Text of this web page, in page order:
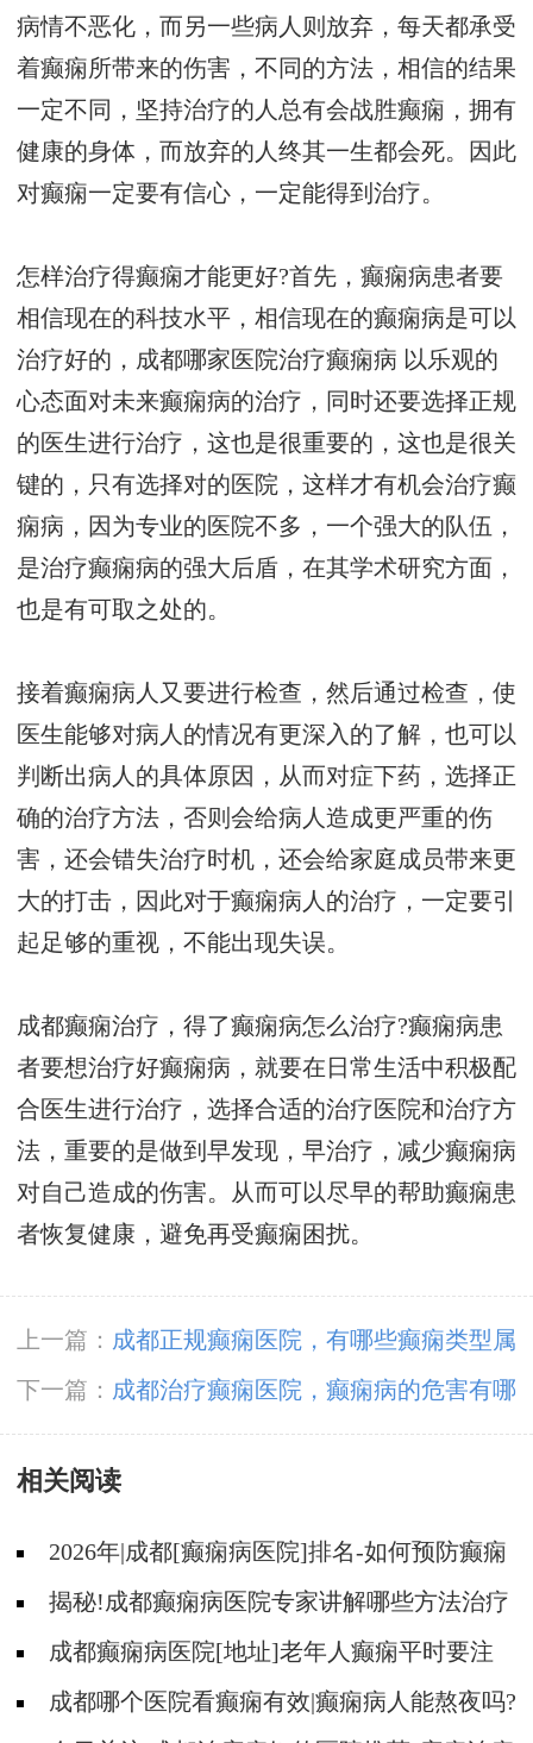
病情不恶化，而另一些病人则放弃，每天都承受
着癫痫所带来的伤害，不同的方法，相信的结果
一定不同，坚持治疗的人总有会战胜癫痫，拥有
健康的身体，而放弃的人终其一生都会死。因此
对癫痫一定要有信心，一定能得到治疗。
怎样治疗得癫痫才能更好?首先，癫痫病患者要
相信现在的科技水平，相信现在的癫痫病是可以
治疗好的， 成都哪家医院治疗癫痫病 以乐观的
心态面对未来癫痫病的治疗，同时还要选择正规
的医生进行治疗，这也是很重要的，这也是很关
键的，只有选择对的医院，这样才有机会治疗癫
痫病，因为专业的医院不多，一个强大的队伍，
是治疗癫痫病的强大后盾，在其学术研究方面，
也是有可取之处的。
接着癫痫病人又要进行检查，然后通过检查，使
医生能够对病人的情况有更深入的了解，也可以
判断出病人的具体原因，从而对症下药，选择正
确的治疗方法，否则会给病人造成更严重的伤
害，还会错失治疗时机，还会给家庭成员带来更
大的打击，因此对于癫痫病人的治疗，一定要引
起足够的重视，不能出现失误。
成都癫痫治疗，得了癫痫病怎么治疗?癫痫病患
者要想治疗好癫痫病，就要在日常生活中积极配
合医生进行治疗，选择合适的治疗医院和治疗方
法，重要的是做到早发现，早治疗，减少癫痫病
对自己造成的伤害。从而可以尽早的帮助癫痫患
者恢复健康，避免再受癫痫困扰。
上一篇： 成都正规癫痫医院，有哪些癫痫类型属
于良性癫痫呢?
下一篇： 成都治疗癫痫医院，癫痫病的危害有哪
几点?
相关阅读
2026年|成都[癫痫病医院]排名-如何预防癫痫
治疗走入误区?
揭秘!成都癫痫病医院专家讲解哪些方法治疗
癫痫好?
成都癫痫病医院[地址]老年人癫痫平时要注
意什么?
成都哪个医院看癫痫有效|癫痫病人能熬夜吗?